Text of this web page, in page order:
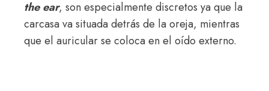
the ear, son especialmente discretos ya que la
carcasa va situada detrás de la oreja, mientras
que el auricular se coloca en el oído externo.